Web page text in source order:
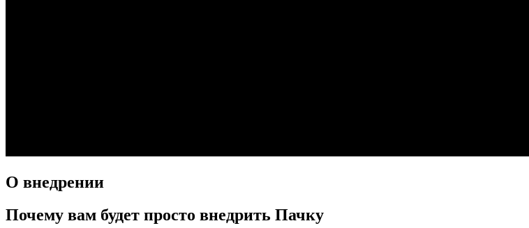
О внедрении
Почему вам будет просто внедрить Пачку